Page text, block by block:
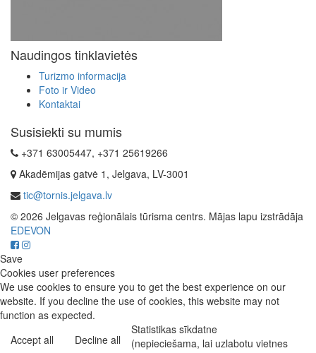
Naudingos tinklavietės
Turizmo informacija
Foto ir Video
Kontaktai
Susisiekti su mumis
+371 63005447, +371 25619266
Akadēmijas gatvė 1, Jelgava, LV-3001
tic@tornis.jelgava.lv
© 2026 Jelgavas reģionālais tūrisma centrs. Mājas lapu izstrādāja
EDEVON
Save
Cookies user preferences
We use cookies to ensure you to get the best experience on our
website. If you decline the use of cookies, this website may not
function as expected.
Accept all
Decline all
Statistikas sīkdatne
(nepieciešama, lai uzlabotu vietnes